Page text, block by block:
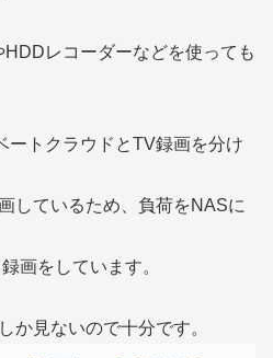
レコーダーなどを使っても
ートクラウドとTV録画を分け
しているため、負荷をNASに
画をしています。
か見ないので十分です。